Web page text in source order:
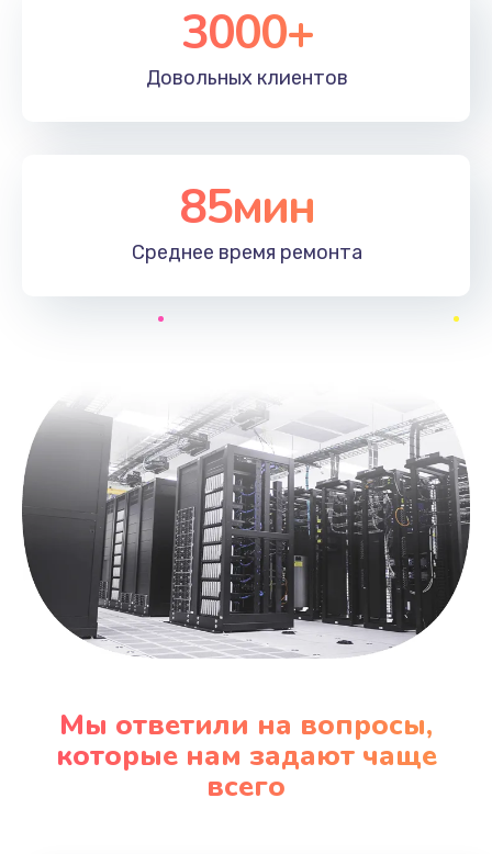
3000+
Довольных клиентов
85мин
Среднее время ремонта
Мы ответили на вопросы,
которые нам задают чаще
всего